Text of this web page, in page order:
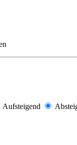
Aufsteigend